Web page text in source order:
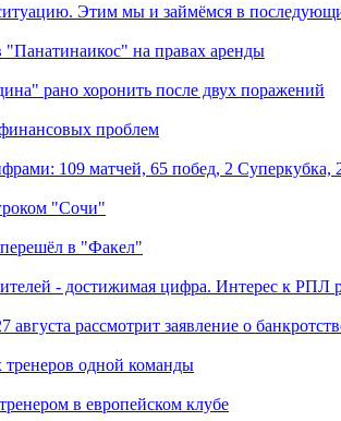
Этим мы и займёмся в
на правах аренды
рано хоронить после двух поражений
проблем
109 матчей, 65 побед, 2 Суперкубка,
"Сочи"
в "Факел"
- достижимая цифра. Интерес к РПЛ
рассмотрит заявление о
тренеров одной команды
в европейском клубе